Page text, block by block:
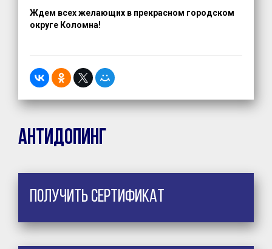
Ждем всех желающих в прекрасном городском
округе Коломна!
Антидопинг
Получить сертификат